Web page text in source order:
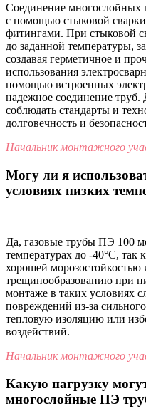
Соединение многослойных
с помощью стыковой
фитингами. При стыковой
до заданной температуры,
создавая герметичное и
использования
помощью встроенных
надежное соединение труб.
соблюдать стандарты и
долговечность и
Начальник монтажного
Могу ли я
условиях низких
Да, газовые трубы ПЭ 100
температурах до -40°C, так
хорошей морозостойкостью
трещинообразованию при
монтаже в таких условиях
повреждений из-за
тепловую изоляцию или
воздействий.
Начальник монтажного
Какую нагрузку
многослойные ПЭ